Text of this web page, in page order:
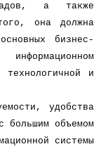
а также
она должна
бизнес-
и
удобства
большим объемом
системы